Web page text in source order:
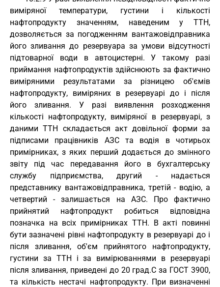
виміряної температури, густини і кількості
нафтопродукту значенням, наведеним у ТТН,
дозволяється за погодженням вантажовідправника
його зливання до резервуара за умови відсутності
підтоварної води в автоцистерні. У такому разі
приймання нафтопродуктів здійснюють за фактично
виміряними результатами за різницею об'ємів
нафтопродукту, виміряних в резервуарі до і після
його зливання. У разі виявлення розходження
кількості нафтопродукту, виміряної в резервуарі, з
даними ТТН складається акт довільної форми за
підписами працівників АЗС та водія в чотирьох
примірниках, з яких перший додається до змінного
звіту під час передавання його в бухгалтерську
службу підприємства, другий - надається
представнику вантажовідправника, третій - водію, а
четвертий - залишається на АЗС. Про фактично
прийнятий нафтопродукт робиться відповідна
позначка на всіх примірниках ТТН. В акті повинні
бути зазначені рівні нафтопродукту в резервуарі до і
після зливання, об'єм прийнятого нафтопродукту,
густини за ТТН і за вимірюваннями в резервуарі
після зливання, приведені до 20 град.С за ГОСТ 3900,
та кількість нестачі нафтопродукту. При визначенні